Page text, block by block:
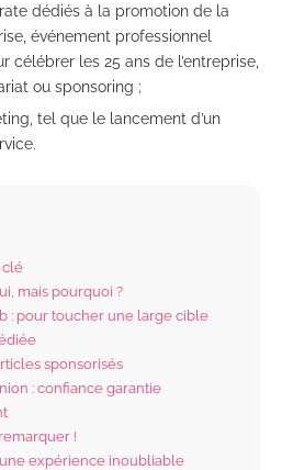
dédiés à la promotion de la
événement professionnel
célébrer les 25 ans de l’entreprise,
ou sponsoring ;
tel que le lancement d’un
.
clé
mais pourquoi ?
: pour toucher une large cible
sponsorisés
: confiance garantie
!
expérience inoubliable